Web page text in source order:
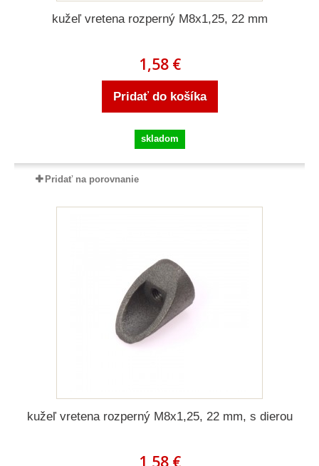
kužeľ vretena rozperný M8x1,25, 22 mm
1,58 €
Pridať do košíka
skladom
Pridať na porovnanie
kužeľ vretena rozperný M8x1,25, 22 mm, s dierou
1,58 €